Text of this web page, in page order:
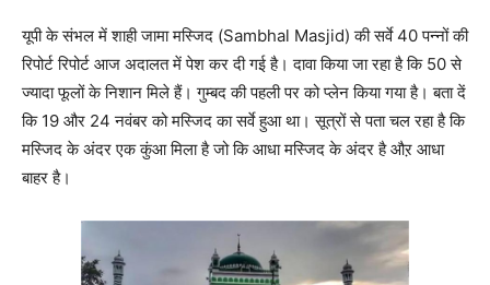
यूपी के संभल में शाही जामा मस्जिद (Sambhal Masjid) की सर्वे 40 पन्नों की
रिपोर्ट रिपोर्ट आज अदालत में पेश कर दी गई है। दावा किया जा रहा है कि 50 से
ज्यादा फूलों के निशान मिले हैं। गुम्बद की पहली पर को प्लेन किया गया है। बता दें
कि 19 और 24 नवंबर को मस्जिद का सर्वे हुआ था। सूत्रों से पता चल रहा है कि
मस्जिद के अंदर एक कुंआ मिला है जो कि आधा मस्जिद के अंदर है औऱ आधा
बाहर है।